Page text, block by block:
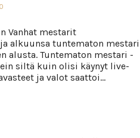
0
Vanhat mestarit
alkuunsa tuntematon mestari
alusta. Tuntematon mestari -
siltä kuin olisi käynyt live-
ja valot saattoi…